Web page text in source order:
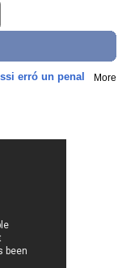
erró un penal More